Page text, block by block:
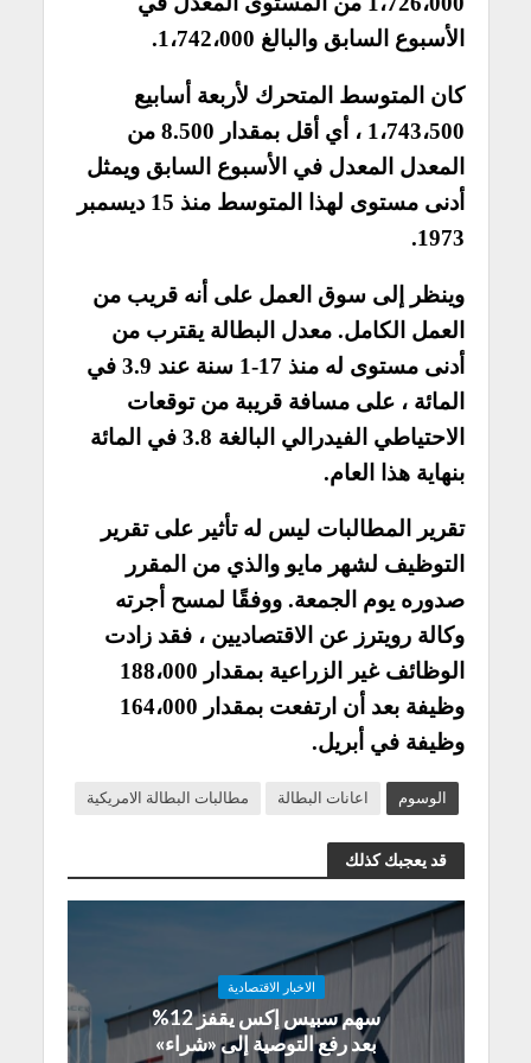
الأسبوع السابق والبالغ 1،742،000.
كان المتوسط المتحرك لأربعة أسابيع
1،743،500 ، أي أقل بمقدار 8.500 من
المعدل المعدل في الأسبوع السابق ويمثل
أدنى مستوى لهذا المتوسط منذ 15 ديسمبر
1973.
وينظر إلى سوق العمل على أنه قريب من
العمل الكامل. معدل البطالة يقترب من
أدنى مستوى له منذ 17-1 سنة عند 3.9 في
المائة ، على مسافة قريبة من توقعات
الاحتياطي الفيدرالي البالغة 3.8 في المائة
بنهاية هذا العام.
تقرير المطالبات ليس له تأثير على تقرير
التوظيف لشهر مايو والذي من المقرر
صدوره يوم الجمعة. ووفقًا لمسح أجرته
وكالة رويترز عن الاقتصاديين ، فقد زادت
الوظائف غير الزراعية بمقدار 188،000
وظيفة بعد أن ارتفعت بمقدار 164،000
وظيفة في أبريل.
الوسوم اعانات البطالة مطالبات البطالة الامريكية
قد يعجبك كذلك
الاخبار الاقتصادية
سهم سبيس إكس يقفز 12%
بعد رفع التوصية إلى «شراء»